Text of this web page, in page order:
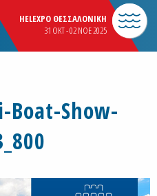
HELEXPO ΘΕΣΣΑΛΟΝΙΚΗ
31 OKT - 02 NOE 2025
Boat-Show-